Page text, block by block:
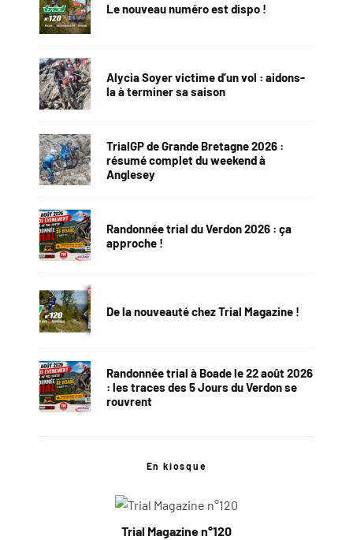
Le nouveau numéro est dispo !
Alycia Soyer victime d’un vol : aidons-
la à terminer sa saison
TrialGP de Grande Bretagne 2026 :
résumé complet du weekend à
Anglesey
Randonnée trial du Verdon 2026 : ça
approche !
De la nouveauté chez Trial Magazine !
Randonnée trial à Boade le 22 août 2026
: les traces des 5 Jours du Verdon se
rouvrent
En kiosque
Trial Magazine n°120